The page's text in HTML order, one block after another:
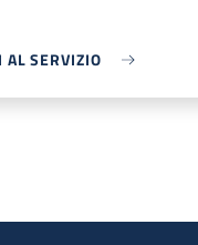
AL SERVIZIO